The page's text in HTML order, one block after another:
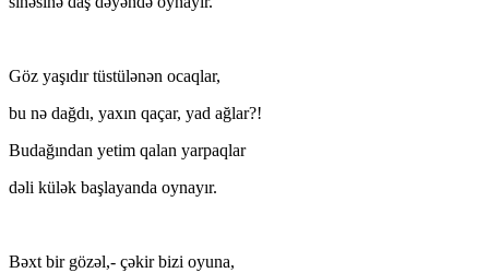
Göz yaşıdır tüstülənən ocaqlar,
bu nə dağdı, yaxın qaçar, yad ağlar?!
Budağından yetim qalan yarpaqlar
dəli külək başlayanda oynayır.
Bəxt bir gözəl,- çəkir bizi oyuna,